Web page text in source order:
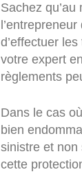
Sachez
d’effectuer
votre expert
règlements
Dans le cas
bien
sinistre et non
cette